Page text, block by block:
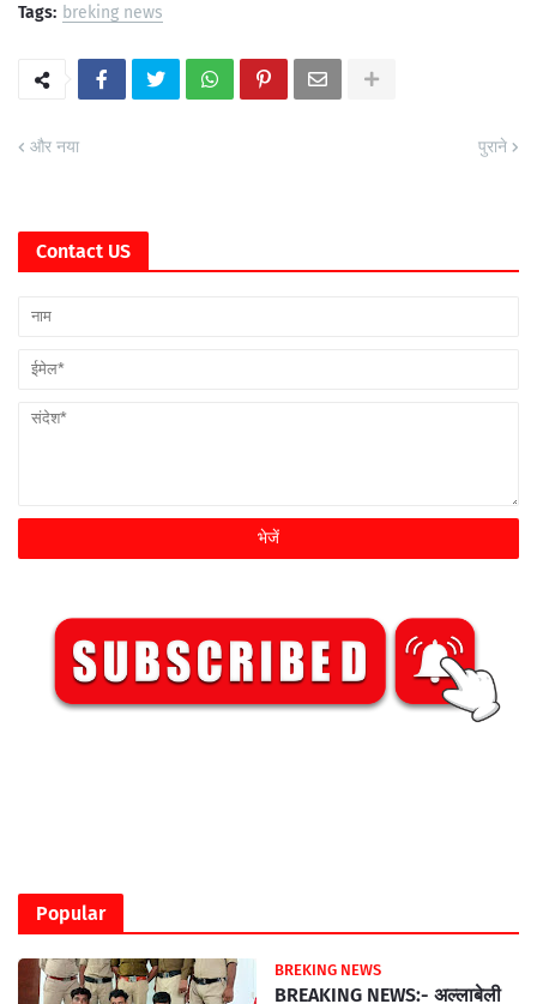
Tags: breking news
और नया पुराने
Contact US
Popular
BREKING NEWS
BREAKING NEWS:- अल्लाबेली